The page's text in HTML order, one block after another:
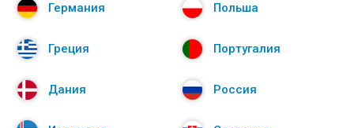
Германия
Греция
Дания
Польша
Португалия
Россия